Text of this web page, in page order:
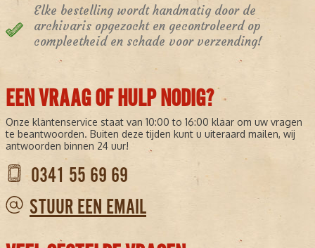
Elke bestelling wordt handmatig door de
archivaris opgezocht en gecontroleerd op
compleetheid en schade voor verzending!
EEN VRAAG OF HULP NODIG?
Onze klantenservice staat van 10:00 to 16:00 klaar om uw vragen
te beantwoorden. Buiten deze tijden kunt u uiteraard mailen, wij
antwoorden binnen 24 uur!
0341 55 69 69
STUUR EEN EMAIL